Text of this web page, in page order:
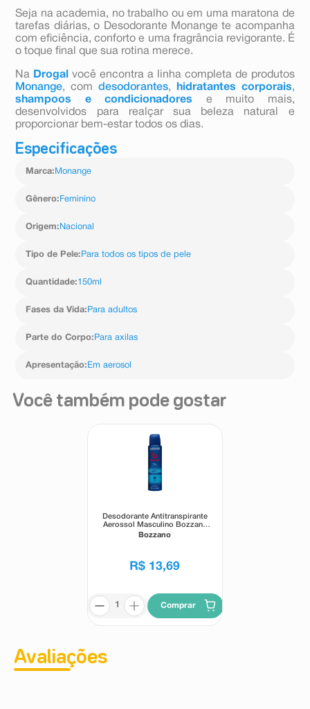
Seja na academia, no trabalho ou em uma maratona de
tarefas diárias, o Desodorante Monange te acompanha
com eficiência, conforto e uma fragrância revigorante. É
o toque final que sua rotina merece.
Na Drogal
você encontra a linha completa de produtos
Monange, com desodorantes, hidratantes corporais,
shampoos e condicionadores
e muito mais,
desenvolvidos para realçar sua beleza natural e
proporcionar bem-estar todos os dias.
Especificações
Marca: Monange
Gênero: Feminino
Origem: Nacional
Tipo de Pele: Para todos os tipos de pele
Quantidade:150ml
Fases da Vida: Para adultos
Parte do Corpo: Para axilas
Apresentação: Em aerosol
Você também pode gostar
Desodorante Antitranspirante
Aerossol Masculino Bozzano
Dry 150ml
Bozzano
R$ 13,69
Comprar
Avaliações